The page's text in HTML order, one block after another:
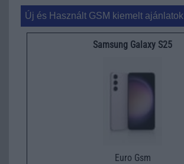
Új és Használt GSM kiemelt ajánlatok
Samsung Galaxy S25
Euro Gsm